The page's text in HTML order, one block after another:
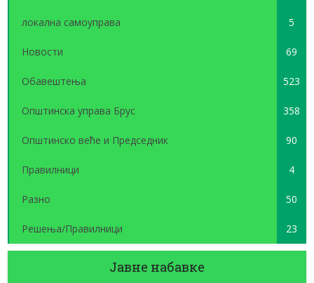
локална самоуправа 5
Новости 69
Обавештења 523
Општинска управа Брус 358
Општинско веће и Председник 90
Правилници 4
Разно 50
Решења/Правилници 23
Јавне набавке